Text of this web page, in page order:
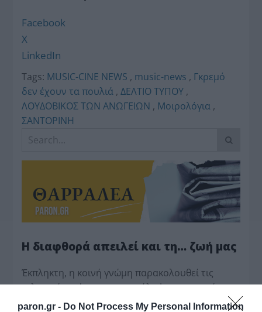
paron.gr - Do Not Process My Personal Information
Facebook
X
LinkedIn
Tags: MUSIC-CINE NEWS , music-news , Γκρεμό
δεν έχουν τα πουλιά ,ΔΕΛΤΙΟ ΤΥΠΟΥ ,
ΛΟΥΔΟΒΙΚΟΣ ΤΩΝ ΑΝΩΓΕΙΩΝ , Μοιρολόγια ,
ΣΑΝΤΟΡΙΝΗ
Η διαφθορά απειλεί και τη… ζωή μας
Έκπληκτη, η κοινή γνώμη παρακολουθεί τις
τελευταίες μέρες την αποκάλυψη της κο­μπίνας
με τα…